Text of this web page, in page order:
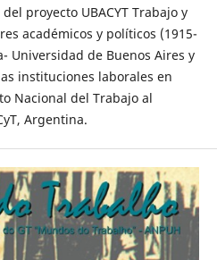
proyecto UBACYT Trabajo y
académicos y políticos (1915-
Universidad de Buenos Aires y
instituciones laborales en
Nacional del Trabajo al
Argentina.